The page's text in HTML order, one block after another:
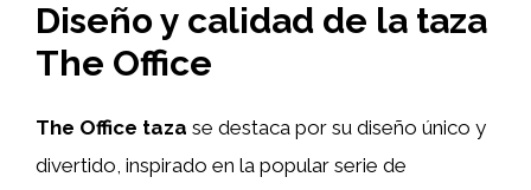
Diseño y calidad de la taza
The Office
The Office taza se destaca por su diseño único y
divertido, inspirado en la popular serie de